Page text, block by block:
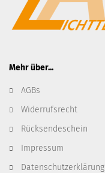
Mehr über...
AGBs
Widerrufsrecht
Rücksendeschein
Impressum
Datenschutzerklärung